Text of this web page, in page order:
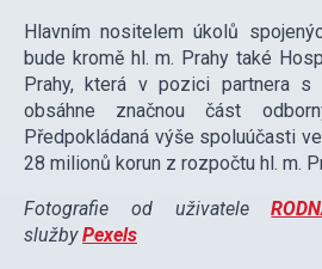
Hlavním nositelem úkolů
bude kromě hl. m. Prahy také
Prahy, která v pozici partnera s
obsáhne značnou část
Předpokládaná výše spoluúčasti
28 milionů korun z rozpočtu hl. m.
Fotografie od uživatele
službyPexels